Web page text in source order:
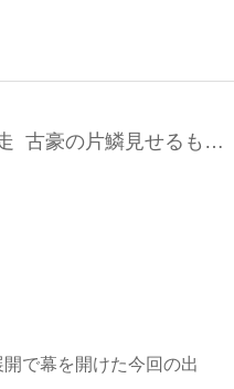
古豪の片鱗見せるも
で幕を開けた今回の出